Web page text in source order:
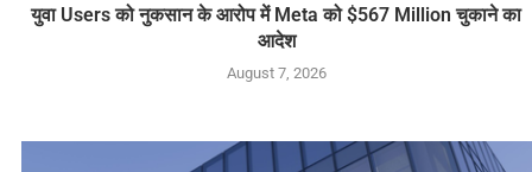
युवा Users को नुकसान के आरोप में Meta को $567 Million चुकाने का
आदेश
August 7, 2026